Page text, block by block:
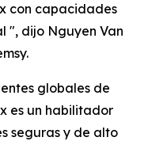
con capacidades
", dijo Nguyen Van
globales de
es un habilitador
seguras y de alto